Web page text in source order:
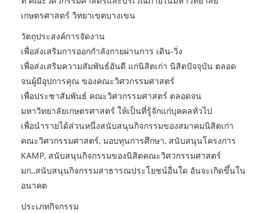
เกษตรศาสตร์ วิทยาเขตบางเขน
วัตถุประสงค์การจัดงาน
เพื่อส่งเสริมการออกกำลังกายผ่านการ เดิน-วิ่ง
เพื่อส่งเสริมความสัมพันธ์อันดี แก่นิสิตเก่า นิสิตปัจจุบัน ตลอด
จนผู้มีอุปการคุณ ของคณะวิศวกรรมศาสตร์
เพื่อประชาสัมพันธ์ คณะวิศวกรรมศาสตร์ ตลอดจน
มหาวิทยาลัยเกษตรศาสตร์ ให้เป็นที่รู้จักแก่บุคคลทั่วไป
เพื่อนำรายได้ส่วนหนึ่งสนับสนุนกิจกรรมของสมาคมนิสิตเก่า
คณะวิศวกรรมศาสตร์, มอบทุนการศึกษา, สนับสนุนโครงการ
KAMP, สนับสนุนกิจกรรมของนิสิตคณะวิศวกรรมศาสตร์
มก.,สนับสนุนกิจกรรมสาธารณประโยชน์อื่นใด อันจะเกิดขึ้นใน
อนาคต
ประเภทกิจกรรม